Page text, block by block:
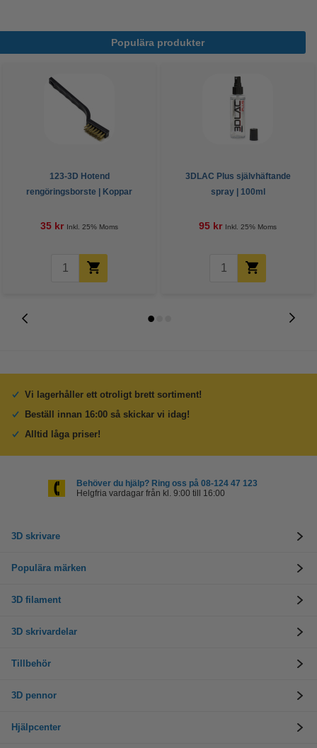
Populära produkter
123-3D Hotend
rengöringsborste | Koppar
35 kr Inkl. 25% Moms
3DLAC Plus självhäftande
spray | 100ml
95 kr Inkl. 25% Moms
Vi lagerhåller ett otroligt brett sortiment!
Beställ innan 16:00 så skickar vi idag!
Alltid låga priser!
Behöver du hjälp? Ring oss på 08-124 47 123
Helgfria vardagar från kl. 9:00 till 16:00
3D skrivare
Populära märken
3D filament
3D skrivardelar
Tillbehör
3D pennor
Hjälpcenter